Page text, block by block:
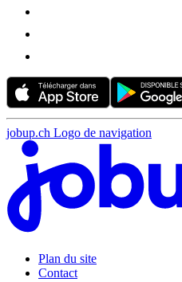
jobup.ch Logo de navigation
Plan du site
Contact